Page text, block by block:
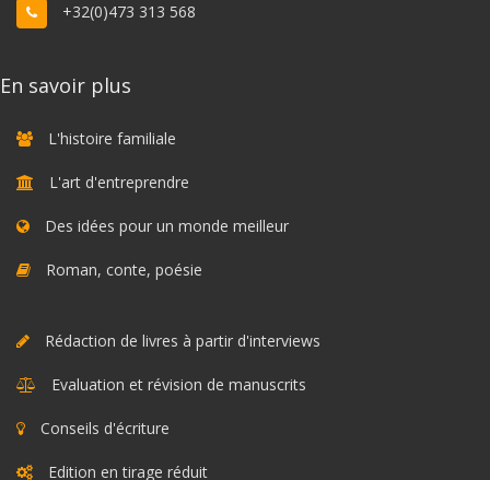
+32(0)473 313 568
En savoir plus
L'histoire familiale
L'art d'entreprendre
Des idées pour un monde meilleur
Roman, conte, poésie
Rédaction de livres à partir d'interviews
Evaluation et révision de manuscrits
Conseils d'écriture
Edition en tirage réduit